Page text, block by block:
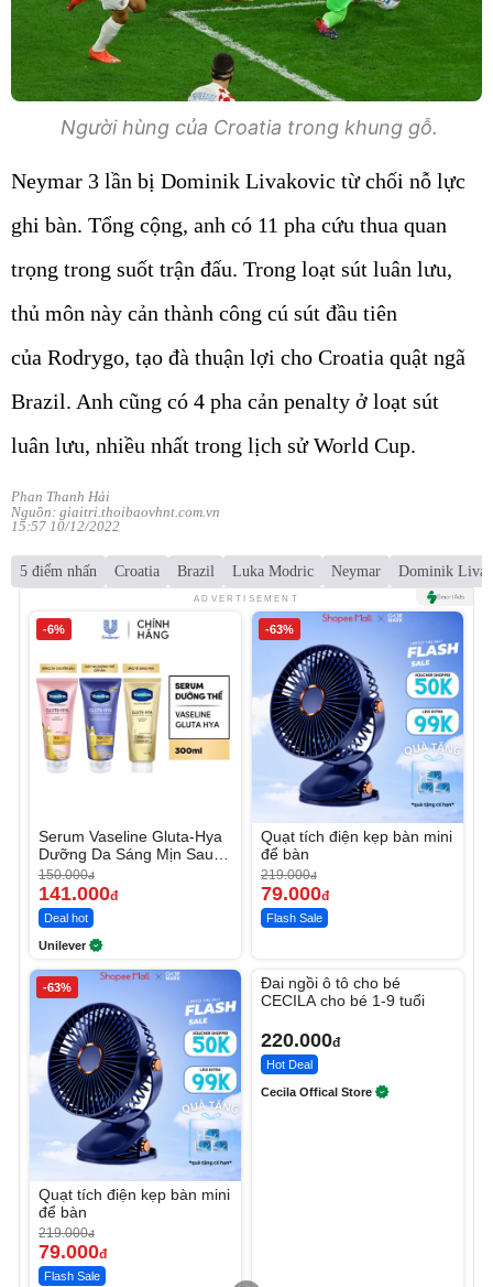
Người hùng của Croatia trong khung gỗ.
Neymar 3 lần bị Dominik Livakovic từ chối nỗ lực
ghi bàn. Tổng cộng, anh có 11 pha cứu thua quan
trọng trong suốt trận đấu. Trong loạt sút luân lưu,
thủ môn này cản thành công cú sút đầu tiên
của Rodrygo, tạo đà thuận lợi cho Croatia quật ngã
Brazil. Anh cũng có 4 pha cản penalty ở loạt sút
luân lưu, nhiều nhất trong lịch sử World Cup.
Phan Thanh Hải
Nguồn: giaitri.thoibaovhnt.com.vn
15:57 10/12/2022
5 điểm nhấn Croatia Brazil Luka Modric Neymar Dominik
ADVERTISEMENT
-6%
Serum Vaseline Gluta-Hya
Dưỡng Da Sáng Mịn Sau 7
Ngày
150.000đ
141.000đ
Deal hot
Unilever
-63%
Quạt tích điện kẹp bàn mini
để bàn
219.000đ
79.000đ
Flash Sale
-63%
Quạt tích điện kẹp bàn mini
để bàn
219.000đ
79.000đ
Flash Sale
Đai ngồi ô tô cho bé
CECILA cho bé 1-9 tuổi
220.000đ
Hot Deal
Cecila Offical Store